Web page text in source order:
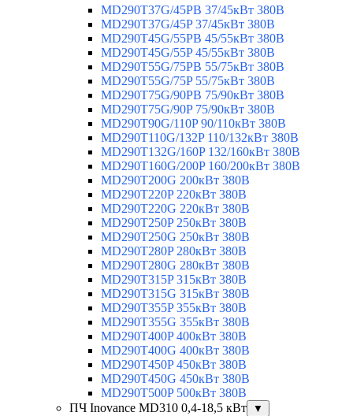
MD290T37G/45PB 37/45кВт 380В
MD290T37G/45P 37/45кВт 380В
MD290T45G/55PB 45/55кВт 380В
MD290T45G/55P 45/55кВт 380В
MD290T55G/75PB 55/75кВт 380В
MD290T55G/75P 55/75кВт 380В
MD290T75G/90PB 75/90кВт 380В
MD290T75G/90P 75/90кВт 380В
MD290T90G/110P 90/110кВт 380В
MD290T110G/132P 110/132кВт 380В
MD290T132G/160P 132/160кВт 380В
MD290T160G/200P 160/200кВт 380В
MD290T200G 200кВт 380В
MD290T220P 220кВт 380В
MD290T220G 220кВт 380В
MD290T250P 250кВт 380В
MD290T250G 250кВт 380В
MD290T280P 280кВт 380В
MD290T280G 280кВт 380В
MD290T315P 315кВт 380В
MD290T315G 315кВт 380В
MD290T355P 355кВт 380В
MD290T355G 355кВт 380В
MD290T400P 400кВт 380В
MD290T400G 400кВт 380В
MD290T450P 450кВт 380В
MD290T450G 450кВт 380В
MD290T500P 500кВт 380В
ПЧ Inovance MD310 0,4-18,5 кВт
▼